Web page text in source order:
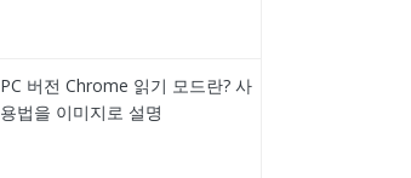
PC 버전 Chrome 읽기 모드란? 사
용법을 이미지로 설명